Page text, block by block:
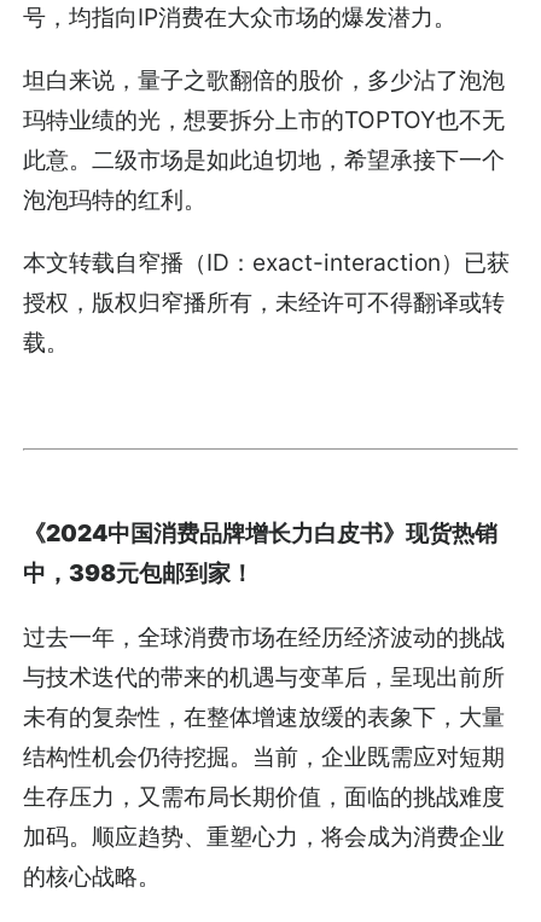
号，均指向IP消费在大众市场的爆发潜力。
坦白来说，量子之歌翻倍的股价，多少沾了泡泡
玛特业绩的光，想要拆分上市的TOPTOY也不无
此意。二级市场是如此迫切地，希望承接下一个
泡泡玛特的红利。
本文转载自窄播（ID：exact-interaction）已获
授权，版权归窄播所有，未经许可不得翻译或转
载。
《2024中国消费品牌增长力白皮书》现货热销
中，398元包邮到家！
过去一年，全球消费市场在经历经济波动的挑战
与技术迭代的带来的机遇与变革后，呈现出前所
未有的复杂性，在整体增速放缓的表象下，大量
结构性机会仍待挖掘。当前，企业既需应对短期
生存压力，又需布局长期价值，面临的挑战难度
加码。顺应趋势、重塑心力，将会成为消费企业
的核心战略。